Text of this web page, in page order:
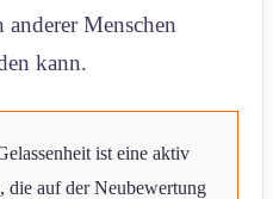
Menschen
kann.
ist eine aktiv
die auf der Neubewertung